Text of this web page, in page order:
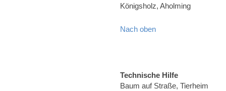
Königsholz, Aholming
Nach oben
Technische Hilfe
Baum auf Straße, Tierheim